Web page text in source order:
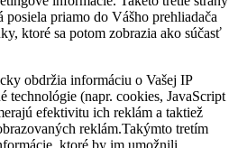
priamo do Vášho prehliadača
ktoré sa potom zobrazia ako súčasť
obdržia informáciu o Vašej IP
technológie (napr. cookies, JavaScript
efektivitu ich reklám a taktiež
reklám.Takýmto tretím